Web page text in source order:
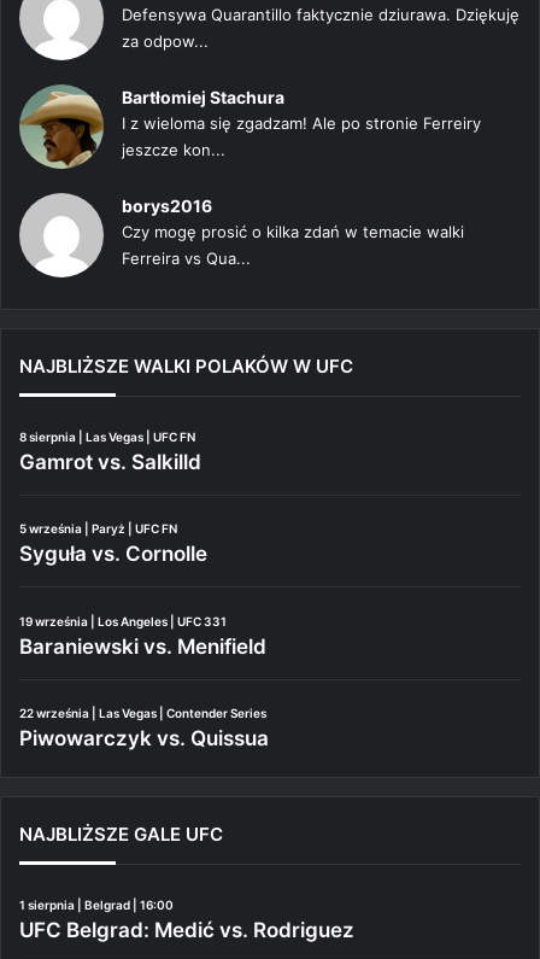
Defensywa Quarantillo faktycznie dziurawa. Dziękuję
za odpow...
Bartłomiej Stachura
I z wieloma się zgadzam! Ale po stronie Ferreiry
jeszcze kon...
borys2016
Czy mogę prosić o kilka zdań w temacie walki
Ferreira vs Qua...
NAJBLIŻSZE WALKI POLAKÓW W UFC
8 sierpnia | Las Vegas | UFC FN
Gamrot vs. Salkilld
5 września | Paryż | UFC FN
Syguła vs. Cornolle
19 września | Los Angeles | UFC 331
Baraniewski vs. Menifield
22 września | Las Vegas | Contender Series
Piwowarczyk vs. Quissua
NAJBLIŻSZE GALE UFC
1 sierpnia | Belgrad | 16:00
UFC Belgrad: Medić vs. Rodriguez